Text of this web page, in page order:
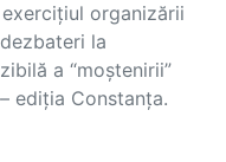
organizării
la
a “moștenirii”
ediția Constanța.